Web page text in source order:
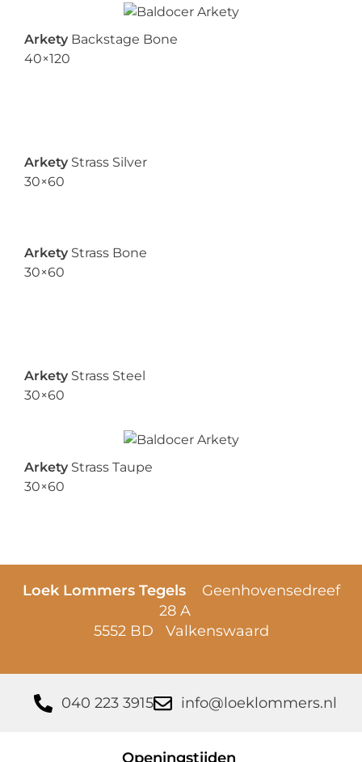
Arkety Backstage Bone
40×120
Arkety Strass Silver
30×60
Arkety Strass Bone
30×60
Arkety Strass Steel
30×60
Arkety Strass Taupe
30×60
Loek Lommers Tegels Geenhovensedreef
28 A
5552 BD Valkenswaard
040 223 3915 info@loeklommers.nl
Openingstijden